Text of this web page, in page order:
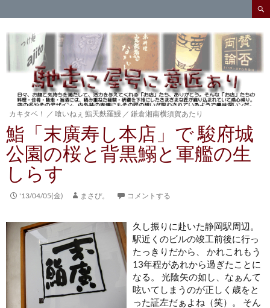
索
ン
ン
ツ
キ
ッ
プ
カキタベ！ ／ 喰いねぇ 鮨天麩羅鰻 ／ 鎌倉湘南横須賀あたり
鮨「末廣寿し本店」で 駿府城
公園の桜と背黒鰯と軍艦の生
しらす
'13/04/05(金) まさぴ。 コメントする
久し振りに赴いた静岡駅周辺。
駅近くのビルの竣工前後に行っ
たっきりだから、 かれこれもう
13年程があれから過ぎたことに
なる。 光陰矢の如し、なぁんて
呟いてしまうのが正しく歳をと
った証左だぁよね（笑）。 そん